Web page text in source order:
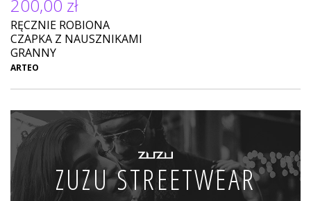
200,00 zł
RĘCZNIE ROBIONA
CZAPKA Z NAUSZNIKAMI
GRANNY
ARTEO
ZUZU STREETWEAR